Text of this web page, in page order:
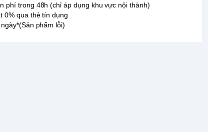
phí trong 48h (chỉ áp dụng khu vực nội thành)
0% qua thẻ tín dụng
phẩm lỗi)